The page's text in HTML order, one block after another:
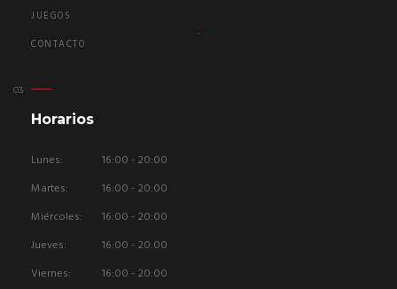
JUEGOS
CONTACTO
Horarios
Lunes:
16:00 - 20:00
Martes:
16:00 - 20:00
Miércoles:
16:00 - 20:00
Jueves:
16:00 - 20:00
Viernes:
16:00 - 20:00